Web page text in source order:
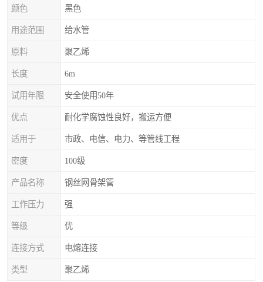
颜色 黑色
用途范围 给水管
原料 聚乙烯
长度 6m
试用年限 安全使用50年
优点 耐化学腐蚀性良好，搬运方便
适用于 市政、电信、电力、等管线工程
密度 100级
产品名称 钢丝网骨架管
工作压力 强
等级 优
连接方式 电熔连接
类型 聚乙烯